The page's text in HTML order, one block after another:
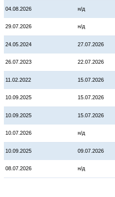
04.08.2026 н/д
29.07.2026 н/д
24.05.2024 27.07.2026
26.07.2023 22.07.2026
11.02.2022 15.07.2026
10.09.2025 15.07.2026
10.09.2025 15.07.2026
10.07.2026 н/д
10.09.2025 09.07.2026
08.07.2026 н/д